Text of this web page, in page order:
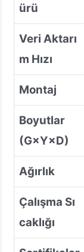
ürü
Veri Aktarı
m Hızı
Montaj
Boyutlar
(G×Y×D)
Ağırlık
Çalışma Sı
caklığı